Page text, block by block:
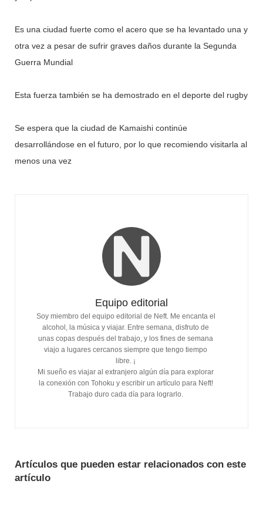
Es una ciudad fuerte como el acero que se ha levantado una y
otra vez a pesar de sufrir graves daños durante la Segunda
Guerra Mundial
Esta fuerza también se ha demostrado en el deporte del rugby
Se espera que la ciudad de Kamaishi continúe
desarrollándose en el futuro, por lo que recomiendo visitarla al
menos una vez
Equipo editorial
Soy miembro del equipo editorial de Neft. Me encanta el
alcohol, la música y viajar. Entre semana, disfruto de
unas copas después del trabajo, y los fines de semana
viajo a lugares cercanos siempre que tengo tiempo
libre. ¡
Mi sueño es viajar al extranjero algún día para explorar
la conexión con Tohoku y escribir un artículo para Neft!
Trabajo duro cada día para lograrlo.
Artículos que pueden estar relacionados con este
artículo